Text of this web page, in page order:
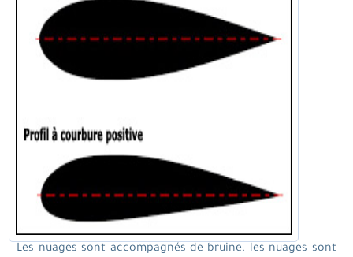
Les nuages sont accompagnés de bruine. les nuages sont